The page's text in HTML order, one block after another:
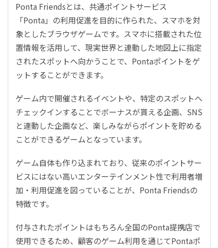
Ponta Friendsとは、共通ポイントサービス
「Ponta」の利用促進を目的に作られた、スマホを対
象としたブラウザゲームです。スマホに搭載された位
置情報を活用して、現実世界と連動した地図上に指定
されたスポットへ向かうことで、Pontaポイントをゲ
ットすることができます。
ゲーム内で開催されるイベントや、特定のスポットへ
チェックインすることでボーナスが貰える企画、SNS
と連動した企画など、楽しみながらポイントを貯める
ことができるゲームとなっています。
ゲーム自体も作り込まれており、従来のポイントサー
ビスにはない高いエンターテインメント性で利用者増
加・利用促進を図っていることが、Ponta Friendsの
特徴です。
付与されたポイントはもちろん全国のPonta提携店で
使用できるため、顧客のゲーム利用を通じてPontaポ